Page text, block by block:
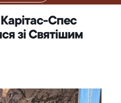
Карітас-Спес
зі Святішим